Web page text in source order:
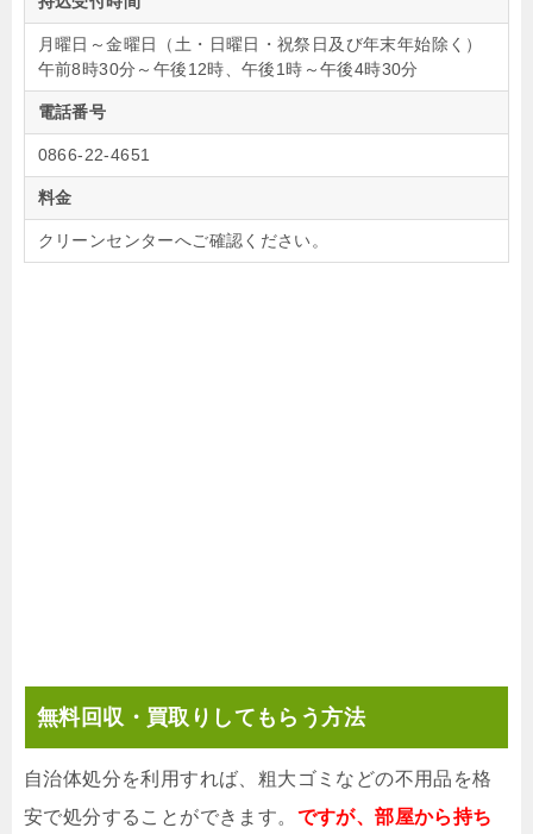
月曜日～金曜日（土・日曜日・祝祭日及び年末年始除く）
午前8時30分～午後12時、午後1時～午後4時30分
電話番号
0866-22-4651
料金
クリーンセンターへご確認ください。
無料回収・買取りしてもらう方法
自治体処分を利用すれば、粗大ゴミなどの不用品を格
安で処分することができます。 ですが、部屋から持ち